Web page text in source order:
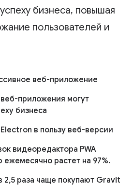
бизнеса, повышая
пользователей и
веб-приложение
приложения могут
бизнеса
в пользу веб-версии
видеоредактора PWA
ежемесячно растет на 97%.
2,5 раза чаще покупают Gravit